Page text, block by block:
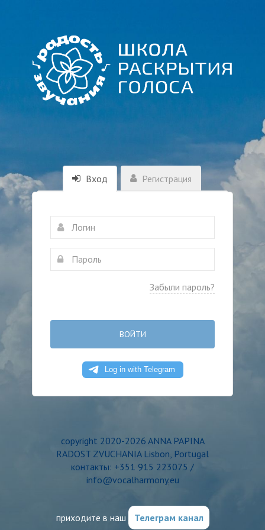
Вход Регистрация
Забыли пароль?
ВОЙТИ
copyright 2020-2026 ANNA PAPINA
RADOST ZVUCHANIA Lisbon, Portugal
контакты: +351 915 223075 /
info@vocalharmony.eu
приходите в наш Телеграм канал